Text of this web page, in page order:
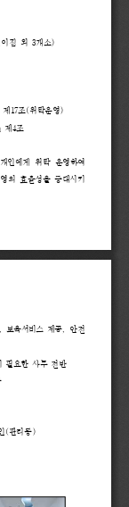
집 외 3개소)
제17조(위탁운영)
」제4조
개인에게 위탁 운영하여
의 효율성을 증대시키
보육서비스 제공,
안전
필요한 사무 전반
( 관리동)